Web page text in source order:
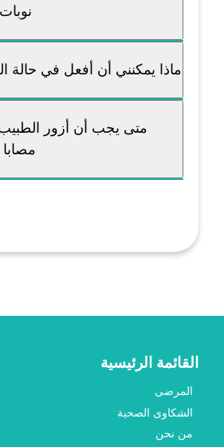
ماذا يمكنني أن أفعل في حالة
متى يجب أن أزور
القائمة الرئيسية
المرضى
الشكاوى الصحية
من نحن